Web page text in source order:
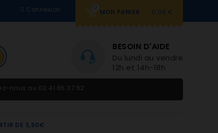
0
MON PANIER 0,00 €
Connexion
BESOIN D'AIDE
Du lundi au vendredi 9h-
12h et 14h-18h
nous au 02 41 65 37 52
DE 3,50€